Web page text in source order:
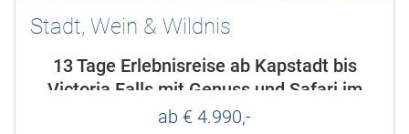
Stadt, Wein & Wildnis
13 Tage Erlebnisreise ab Kapstadt bis
Victoria Falls mit Genuss und Safari im
südlichen Afrika
ab € 4.990,-